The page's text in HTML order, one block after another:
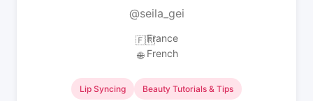
@seila_gei
🇫🇷France
🌐 French
Lip Syncing Beauty Tutorials & Tips